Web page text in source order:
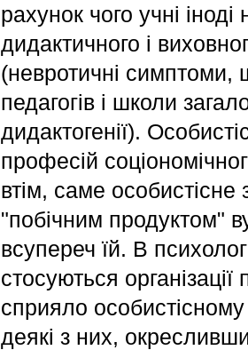
рахунок чого учні
дидактичного і
(невротичні симптоми,
педагогів і школи
дидактогенії).
професій
втім, саме
"побічним продуктом"
всупереч їй. В
стосуються
сприяло
деякі з них,